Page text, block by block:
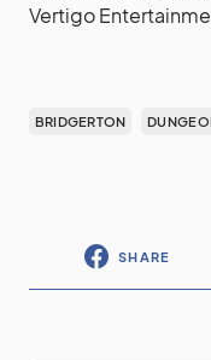
Vertigo
BRIDGERTON
SHARE